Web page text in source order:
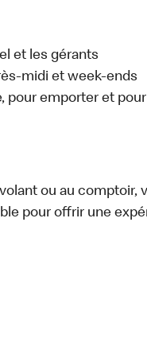
et les gérants
midi et week-ends
pour emporter et
ou au comptoir,
pour offrir une